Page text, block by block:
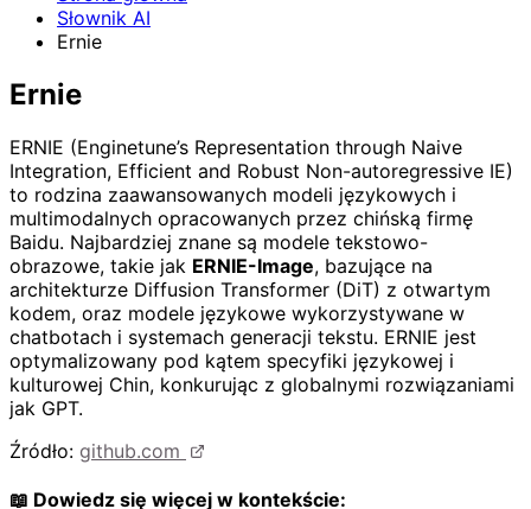
Słownik AI
Ernie
Ernie
ERNIE (Enginetune’s Representation through Naive
Integration, Efficient and Robust Non-autoregressive IE)
to rodzina zaawansowanych modeli językowych i
multimodalnych opracowanych przez chińską firmę
Baidu. Najbardziej znane są modele tekstowo-
obrazowe, takie jak ERNIE-Image, bazujące na
architekturze Diffusion Transformer (DiT) z otwartym
kodem, oraz modele językowe wykorzystywane w
chatbotach i systemach generacji tekstu. ERNIE jest
optymalizowany pod kątem specyfiki językowej i
kulturowej Chin, konkurując z globalnymi rozwiązaniami
jak GPT.
Źródło: github.com
📖 Dowiedz się więcej w kontekście: